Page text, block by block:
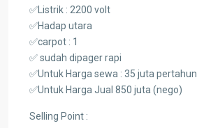
✅Listrik : 2200 volt
✅Hadap utara
✅carpot : 1
✅ sudah dipager rapi
✅Untuk Harga sewa : 35 juta pertahun
✅Untuk Harga Jual 850 juta (nego)
Selling Point :